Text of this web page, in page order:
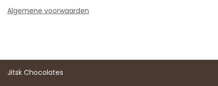
Algemene voorwaarden
Jitsk Chocolates